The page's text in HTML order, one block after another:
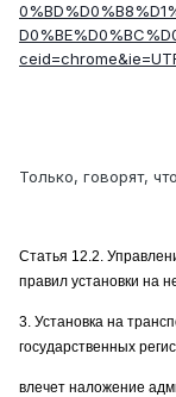
Только, говорят,
Статья 12.2.
правил установки на
3. Установка на
государственных
влечет наложение